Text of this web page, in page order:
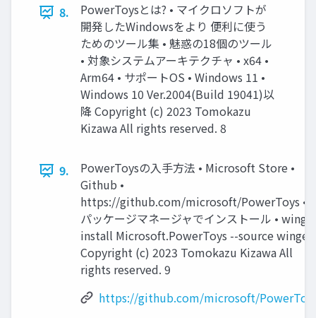
8.
PowerToysとは? • マイクロソフトが
開発したWindowsをより 便利に使う
ためのツール集 • 魅惑の18個のツール
• 対象システムアーキテクチャ • x64 •
Arm64 • サポートOS • Windows 11 •
Windows 10 Ver.2004(Build 19041)以
降 Copyright (c) 2023 Tomokazu
Kizawa All rights reserved. 8
9.
PowerToysの入手方法 • Microsoft Store •
Github •
https://github.com/microsoft/PowerToys •
パッケージマネージャでインストール •
install Microsoft.PowerToys --source winget
Copyright (c) 2023 Tomokazu Kizawa All
rights reserved. 9
https://github.com/microsoft/